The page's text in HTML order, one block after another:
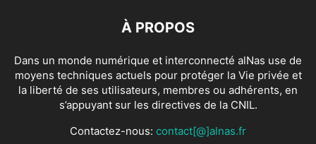
À PROPOS
Dans un monde numérique et interconnecté alNas use de
moyens techniques actuels pour protéger la Vie privée et
la liberté de ses utilisateurs, membres ou adhérents, en
s’appuyant sur les directives de la CNIL.
Contactez-nous: contact[@]alnas.fr